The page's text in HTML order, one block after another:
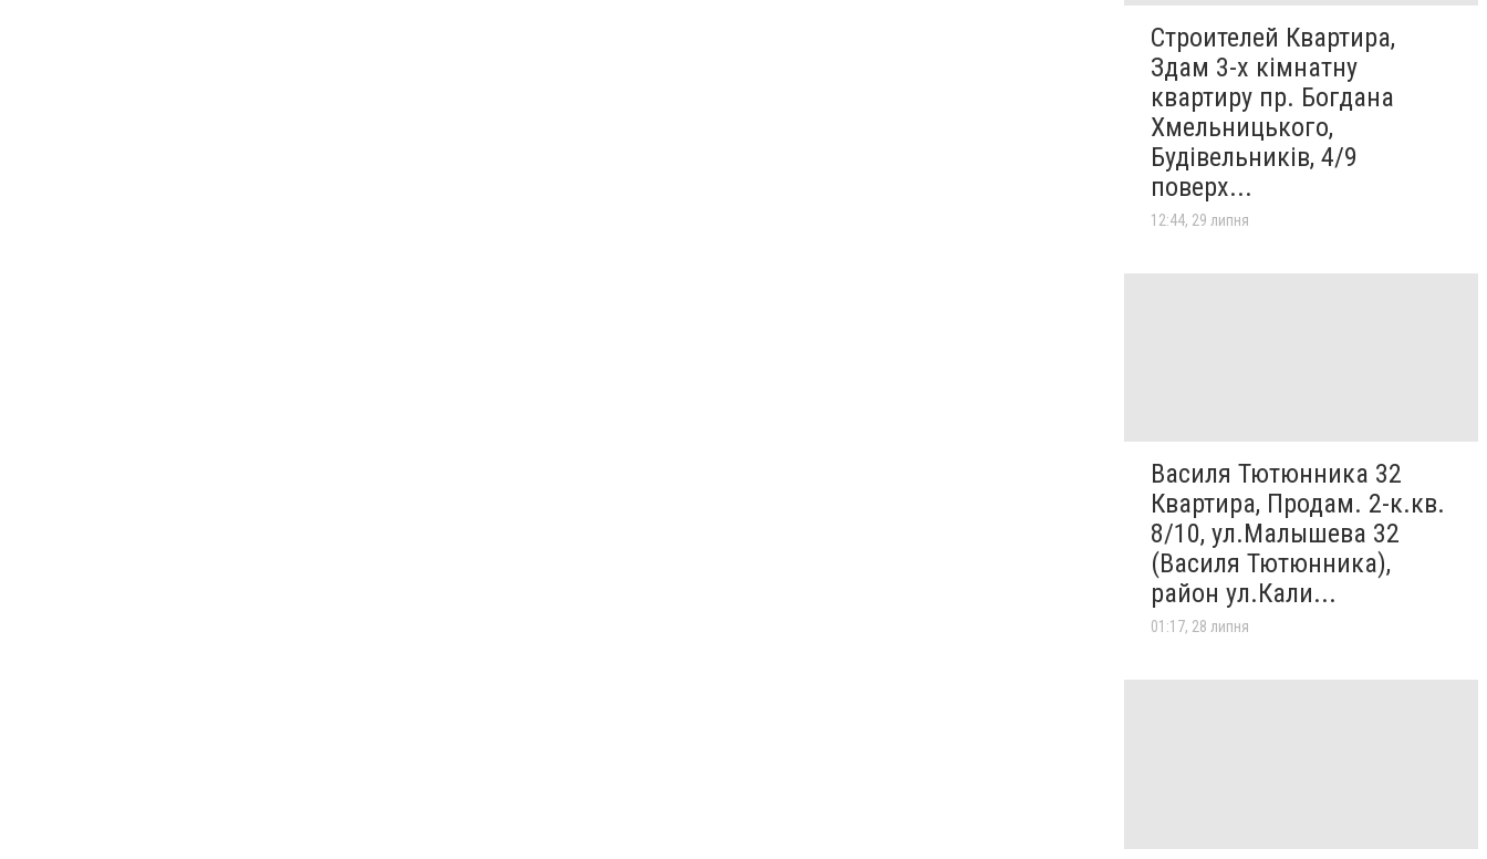
Строителей Квартира,
Здам 3-х кімнатну
квартиру пр. Богдана
Хмельницького,
Будівельників, 4/9
поверх...
12:44, 29 липня
Василя Тютюнника 32
Квартира, Продам. 2-к.кв.
8/10, ул.Малышева 32
(Василя Тютюнника),
район ул.Кали...
01:17, 28 липня